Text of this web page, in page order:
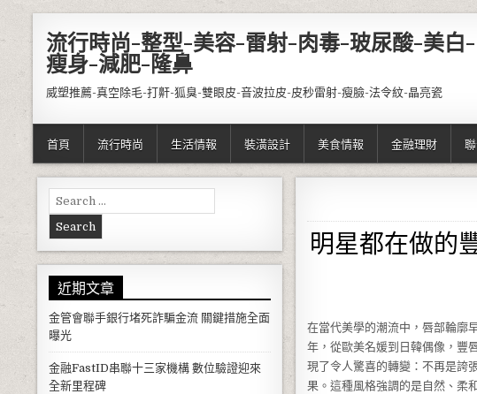
流行時尚-整型-美容-雷射-肉毒-玻尿酸-美白-
瘦身-減肥-隆鼻
威塑推薦-真空除毛-打鼾-狐臭-雙眼皮-音波拉皮-皮秒雷射-瘦臉-法令紋-晶亮瓷
首頁 流行時尚 生活情報 裝潢設計 美食情報 金融理財
明星都在做的
在當代美學的潮流中，唇部輪廓
年，從歐美名媛到日韓偶像，豐
現了令人驚喜的轉變：不再是誇
果。這種風格強調的是自然、柔
Search for:
近期文章
金管會聯手銀行堵死詐騙金流 關鍵措施全面
曝光
金融FastID串聯十三家機構 數位驗證迎來
全新里程碑